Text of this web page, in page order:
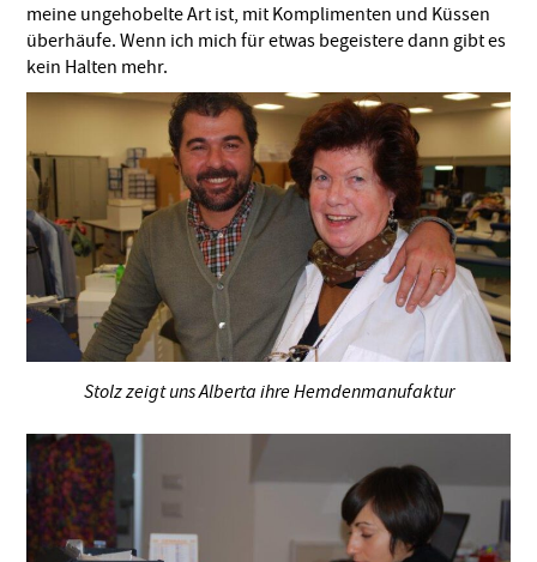
meine ungehobelte Art ist, mit Komplimenten und Küssen
überhäufe. Wenn ich mich für etwas begeistere dann gibt es
kein Halten mehr.
Stolz zeigt uns Alberta ihre Hemdenmanufaktur